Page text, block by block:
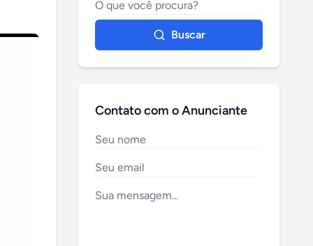
Buscar
Contato com o Anunciante